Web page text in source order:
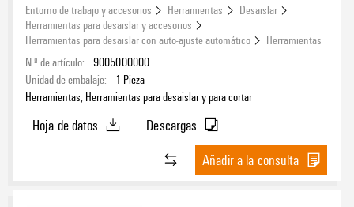
Sección de conexión del conductor, max.
Sección de conexión del conductor AWG, máx.
Entorno de trabajo y accesorios Herramientas
Desaislar
Herramientas para desaislar y accesorios
Herramientas para desaislar con auto-ajuste automático
Herramientas
N.º de artículo: 9005000000
Unidad de embalaje:
1 Pieza
Herramientas, Herramientas para desaislar y para cortar
Hoja de datos
Descargas
Añadir a la consulta